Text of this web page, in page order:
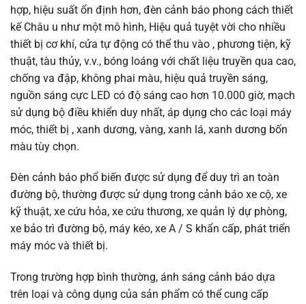
hợp, hiệu suất ổn định hơn, đèn cảnh báo phong cách thiết
kế Châu u như một mô hình, Hiệu quả tuyệt vời cho nhiều
thiết bị cơ khí, cửa tự động có thể thu vào , phương tiện, kỹ
thuật, tàu thủy, v.v., bóng loáng với chất liệu truyền qua cao,
chống va đập, không phai màu, hiệu quả truyền sáng,
nguồn sáng cực LED có độ sáng cao hơn 10.000 giờ, mạch
sử dụng bộ điều khiển duy nhất, áp dụng cho các loại máy
móc, thiết bị , xanh dương, vàng, xanh lá, xanh dương bốn
màu tùy chọn.
Đèn cảnh báo phổ biến được sử dụng để duy trì an toàn
đường bộ, thường được sử dụng trong cảnh báo xe cộ, xe
kỹ thuật, xe cứu hỏa, xe cứu thương, xe quản lý dự phòng,
xe bảo trì đường bộ, máy kéo, xe A / S khẩn cấp, phát triển
máy móc và thiết bị.
Trong trường hợp bình thường, ánh sáng cảnh báo dựa
trên loại và công dụng của sản phẩm có thể cung cấp